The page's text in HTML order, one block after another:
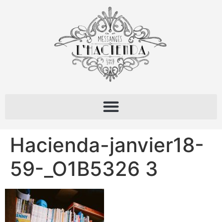
Hacienda-janvier18-
59-_O1B5326 3